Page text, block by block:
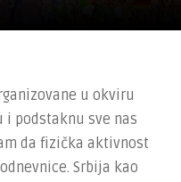
u okviru
i podstaknu sve nas
da fizička aktivnost
Srbija kao